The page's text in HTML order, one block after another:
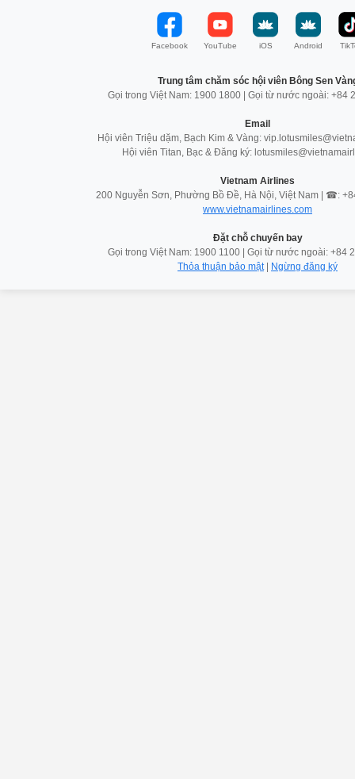
Facebook YouTube iOS Android
Trung tâm chăm sóc hội viên Bông Sen
Gọi trong Việt Nam: 1900 1800 | Gọi từ nước ngoài: +84
Email
Hội viên Triệu dặm, Bạch Kim & Vàng:
Hội viên Titan, Bạc & Đăng ký:
Vietnam Airlines
200 Nguyễn Sơn, Phường Bồ Đề, Hà Nội, Việt Nam | ☎:
www.vietnamairlines.com
Đặt chỗ chuyến bay
Gọi trong Việt Nam: 1900 1100 | Gọi từ nước ngoài: +84
Thỏa thuận bảo mật| Ngừng đăng ký